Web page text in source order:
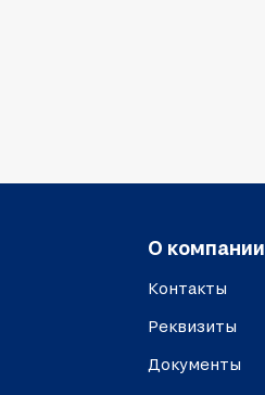
О компании
Контакты
Реквизиты
Документы